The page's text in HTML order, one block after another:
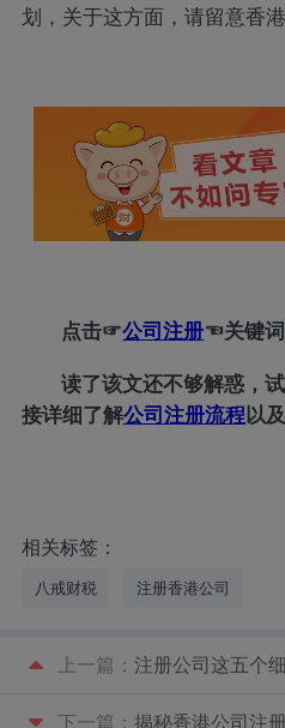
划，关于这方面，请留意香
点击☞公司注册☜关键
读了该文还不够解惑，
接详细了解公司注册流程以
相关标签：
八戒财税 注册香港公司
上一篇： 注册公司这五个
下一篇： 揭秘香港公司注